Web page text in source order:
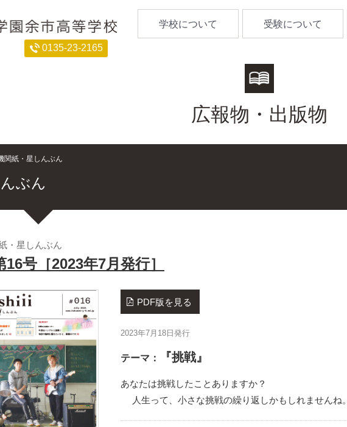
0135-23-2165
学校について 受験について
広報物・出版物
関紙・星しんぶん
ぶん
・星しんぶん
号［2023年7月発行］
PDF版を見る
2023年7月18日発行
テーマ： 『挑戦』
あなたは挑戦したことありますか？
人生って、小さな挑戦の繰り返しかもしれませんね。